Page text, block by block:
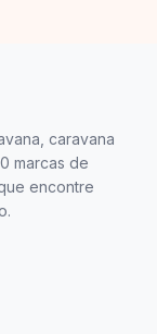
caravana
marcas de
encontre